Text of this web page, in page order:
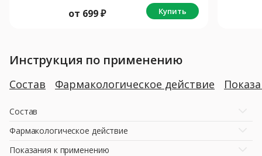
от 699₽ Купить
Инструкция по применению
Состав Фармакологическое действие
Состав
Фармакологическое действие
Показания к применению